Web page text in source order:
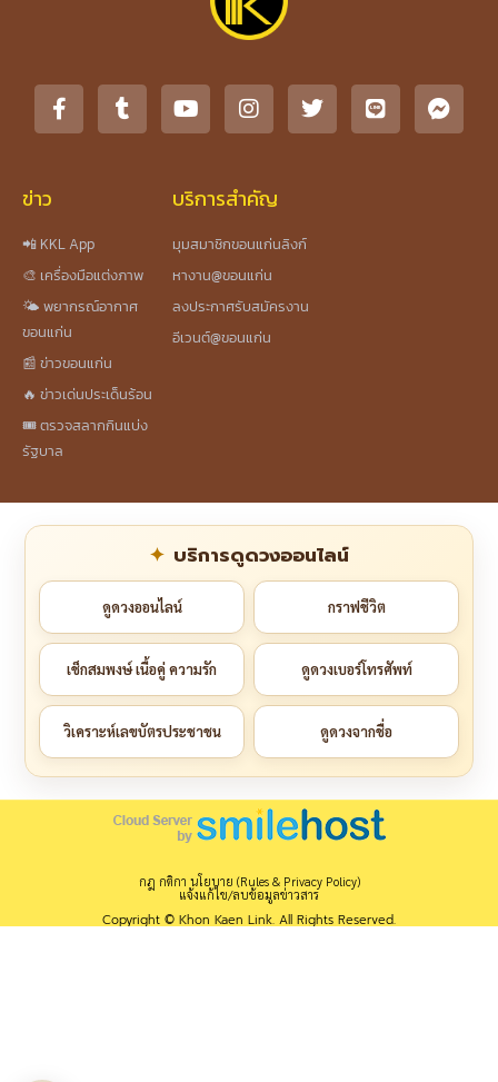
ข่าว
📲 KKL App
🎨 เครื่องมือแต่งภาพ
🌤️ พยากรณ์อากาศ
ขอนแก่น
📰 ข่าวขอนแก่น
🔥 ข่าวเด่นประเด็นร้อน
🎟️ ตรวจสลากกินแบ่ง
รัฐบาล
บริการสำคัญ
มุมสมาชิกขอนแก่นลิงก์
หางาน@ขอนแก่น
ลงประกาศรับสมัครงาน
อีเวนต์@ขอนแก่น
บริการดูดวงออนไลน์
ดูดวงออนไลน์ กราฟชีวิต
เช็กสมพงษ์ เนื้อคู่ ความรัก ดูดวงเบอร์โทรศัพท์
วิเคราะห์เลขบัตรประชาชน ดูดวงจากชื่อ
กฎ กติกา นโยบาย (Rules & Privacy Policy)
แจ้งแก้ไข/ลบข้อมูลข่าวสาร
Copyright © Khon Kaen Link. All Rights Reserved.